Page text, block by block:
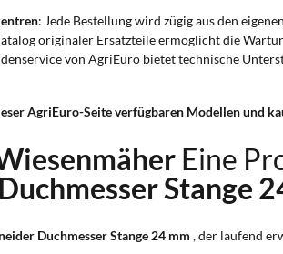
: Jede Bestellung wird zügig aus den
originaler Ersatzteile ermöglicht die
von AgriEuro bietet technische
AgriEuro-Seite verfügbaren Modellen und
Eine
Stange
Duchmesser Stange 24 mm , der laufend